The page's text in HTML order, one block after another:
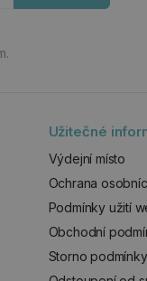
Užitečné
Výdejní místo
Ochrana
Podmínky užití
Obchodní
Storno